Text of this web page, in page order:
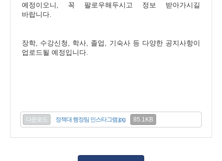
예정이오니, 꼭 팔로우해두시고 정보 받아가시길
바랍니다.
장학, 수강신청, 학사, 졸업, 기숙사 등 다양한 공지사항이
업로드될 예정입니다.
다운로드 정책대 행정팀 인스타그램.jpg 85.1KB